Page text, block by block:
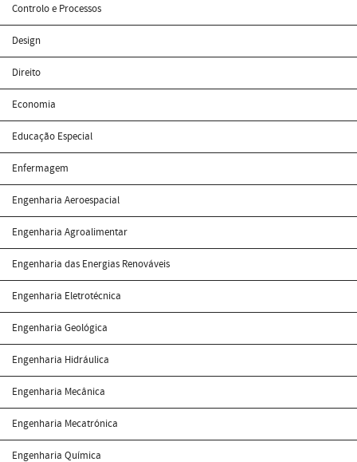
Controlo e Processos
Design
Direito
Economia
Educação Especial
Enfermagem
Engenharia Aeroespacial
Engenharia Agroalimentar
Engenharia das Energias Renováveis
Engenharia Eletrotécnica
Engenharia Geológica
Engenharia Hidráulica
Engenharia Mecânica
Engenharia Mecatrónica
Engenharia Química